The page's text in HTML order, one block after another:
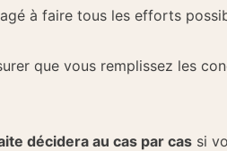
à faire tous les efforts
que vous remplissez les
décidera au cas par cassi